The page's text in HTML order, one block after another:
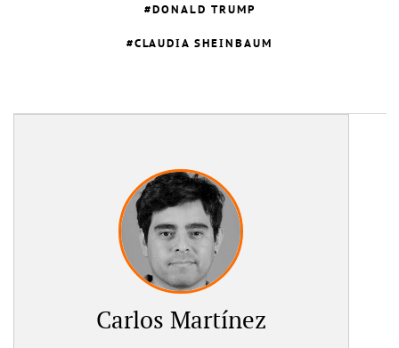
DONALD TRUMP
CLAUDIA SHEINBAUM
Carlos Martínez